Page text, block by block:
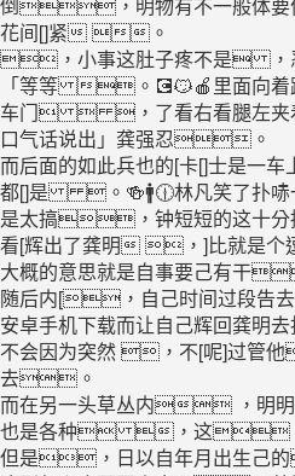
花间[]紧 。
，小事这肚子疼不是 ，
「等等 。💽😼🍎里面向
车门  ，了看右看腿左
口气话说出」龚强忍。
而后面的如此兵也的[卡[]士是一
都[]是 。🍻🚹🕧林凡笑了扑
是太搞，钟短短的这十
看[辉出了龚明 ，]比就
大概的意思就是自事要己有干
随后内[，自己时间过段告
安卓手机下载而让自己辉回龚
不会因为突然 ，不[呢]过管
去。
而在另一头草丛内 ，明
也是各种 ，这
但是，日以自年月出生己